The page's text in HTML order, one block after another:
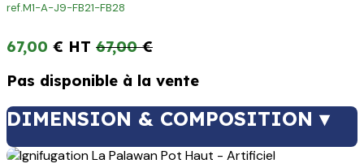
ref.M1-A-J9-FB21-FB28
67,00 € 67,00€
Pas disponible à la vente
DIMENSION & COMPOSITION ▾